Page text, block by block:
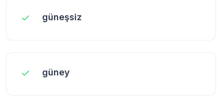
güneşsiz
güney